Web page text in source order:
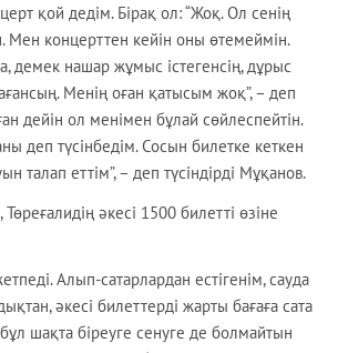
қой дедім. Бірақ ол: “Жоқ. Ол сенің
Мен концерттен кейін оны өтемеймін.
демек нашар жұмыс істегенсің, дұрыс
Менің оған қатысым жоқ”, – деп
дейін ол менімен бұлай сөйлеспейтін.
деп түсінбедім. Сосын билетке кеткен
талап еттім”, – деп түсіндірді Мұқанов.
әкесі 1500 билетті өзіне
Алып-сатарлардан естігенім, сауда
әкесі билеттерді жарты бағаға сата
шақта біреуге сенуге де болмайтын